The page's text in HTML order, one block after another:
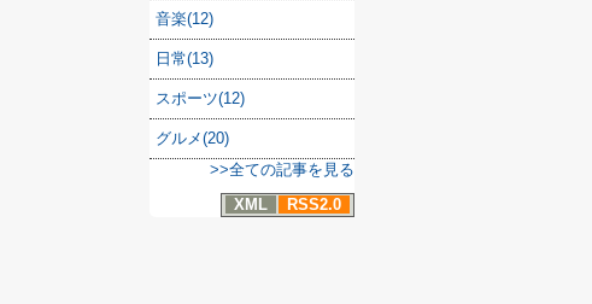
音楽(12)
日常(13)
スポーツ(12)
グルメ(20)
>>全ての記事を見る
XML
RSS2.0